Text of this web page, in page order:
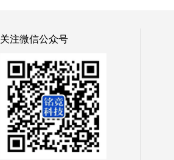
关注微信公众号